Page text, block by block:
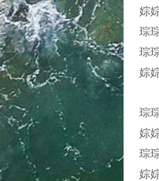
婃
琮
琮
婃
琮
婃
琮
婃